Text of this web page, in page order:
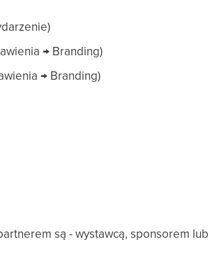
→ Branding)
→ Branding)
są - wystawcą, sponsorem